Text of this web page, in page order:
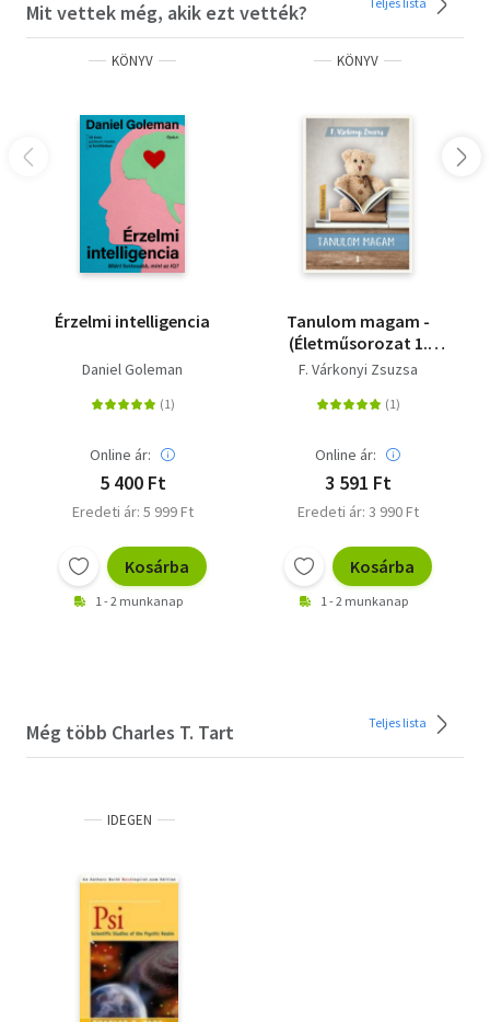
Mit vettek még, akik ezt vették?
KÖNYV
Érzelmi intelligencia
Daniel Goleman
Online ár:
5 400 Ft
Eredeti ár: 5 999 Ft
Kosárba
1 - 2 munkanap
KÖNYV
Tanulom magam -
(Életműsorozat 1.
kötet)
F. Várkonyi Zsuzsa
Online ár:
3 591 Ft
Eredeti ár: 3 990 Ft
Kosárba
1 - 2 munkanap
Még több Charles T. Tart Teljes lista
IDEGEN